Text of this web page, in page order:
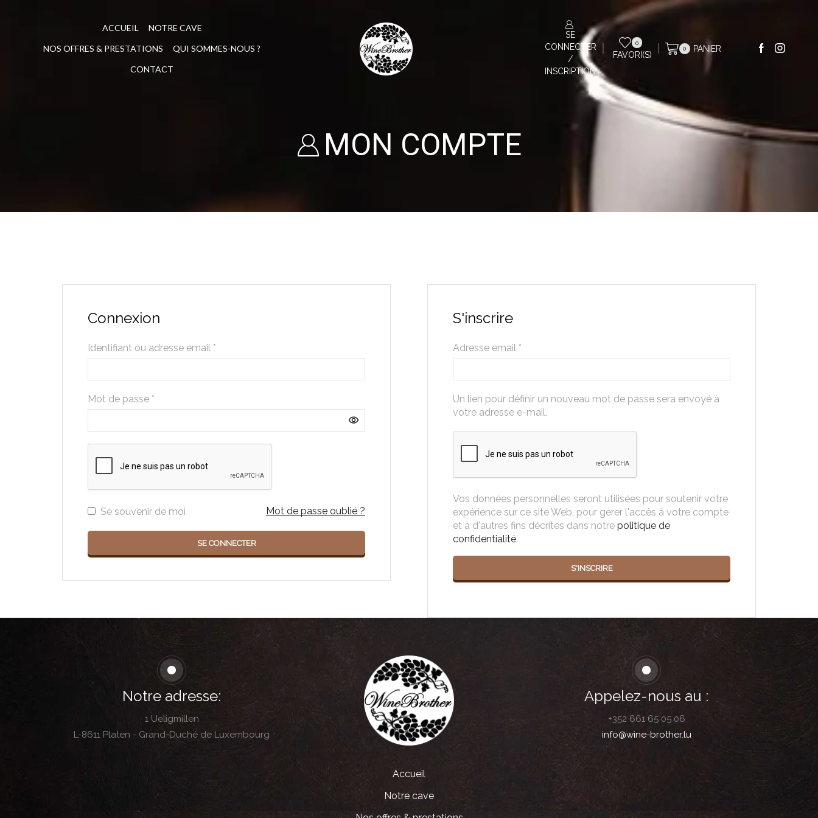
ACCUEIL
NOTRE CAVE
NOS OFFRES & PRESTATIONS
QUI SOMMES-NOUS ?
CONTACT
SE
CONNECTER
/
INSCRIPTION
0
FAVORI(S)
0 PANIER
MON COMPTE
Connexion
Identifiant ou adresse email *
Mot de passe *
Alternative:
Se souvenir de moi Mot de passe oublié ?
SE CONNECTER
S'inscrire
Adresse email *
Un lien pour définir un nouveau mot de passe sera envoyé à
votre adresse e-mail.
Vos données personnelles seront utilisées pour soutenir votre
expérience sur ce site Web, pour gérer l'accès à votre compte
et à d'autres fins décrites dans notrepolitique de
confidentialité.
S'INSCRIRE Alternative:
Notre adresse:
1 Ueligmillen
L-8611 Platen - Grand-Duché de Luxembourg
Accueil
Notre cave
Appelez-nous au :
+352 661 65 05 06
info@wine-brother.lu